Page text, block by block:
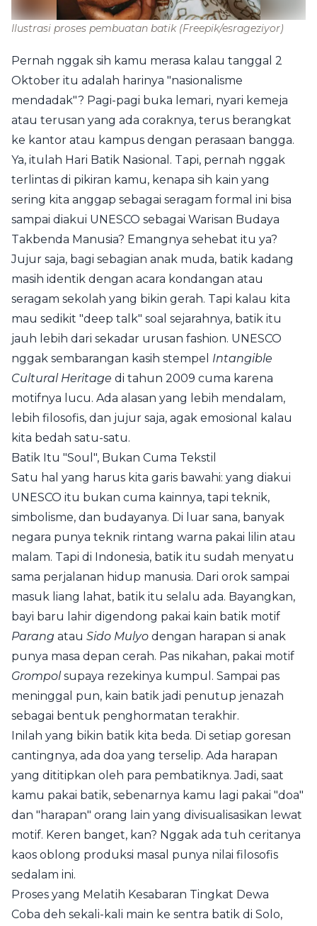
Ilustrasi proses pembuatan batik (Freepik/esrageziyor)
Pernah nggak sih kamu merasa kalau tanggal 2
Oktober itu adalah harinya "nasionalisme
mendadak"? Pagi-pagi buka lemari, nyari kemeja
atau terusan yang ada coraknya, terus berangkat
ke kantor atau kampus dengan perasaan bangga.
Ya, itulah Hari Batik Nasional. Tapi, pernah nggak
terlintas di pikiran kamu, kenapa sih kain yang
sering kita anggap sebagai seragam formal ini bisa
sampai diakui UNESCO sebagai Warisan Budaya
Takbenda Manusia? Emangnya sehebat itu ya?
Jujur saja, bagi sebagian anak muda, batik kadang
masih identik dengan acara kondangan atau
seragam sekolah yang bikin gerah. Tapi kalau kita
mau sedikit "deep talk" soal sejarahnya, batik itu
jauh lebih dari sekadar urusan fashion. UNESCO
nggak sembarangan kasih stempel Intangible
Cultural Heritage di tahun 2009 cuma karena
motifnya lucu. Ada alasan yang lebih mendalam,
lebih filosofis, dan jujur saja, agak emosional kalau
kita bedah satu-satu.
Batik Itu "Soul", Bukan Cuma Tekstil
Satu hal yang harus kita garis bawahi: yang diakui
UNESCO itu bukan cuma kainnya, tapi teknik,
simbolisme, dan budayanya. Di luar sana, banyak
negara punya teknik rintang warna pakai lilin atau
malam. Tapi di Indonesia, batik itu sudah menyatu
sama perjalanan hidup manusia. Dari orok sampai
masuk liang lahat, batik itu selalu ada. Bayangkan,
bayi baru lahir digendong pakai kain batik motif
Parang atau Sido Mulyo dengan harapan si anak
punya masa depan cerah. Pas nikahan, pakai motif
Grompolsupaya rezekinya kumpul. Sampai pas
meninggal pun, kain batik jadi penutup jenazah
sebagai bentuk penghormatan terakhir.
Inilah yang bikin batik kita beda. Di setiap goresan
cantingnya, ada doa yang terselip. Ada harapan
yang dititipkan oleh para pembatiknya. Jadi, saat
kamu pakai batik, sebenarnya kamu lagi pakai "doa"
dan "harapan" orang lain yang divisualisasikan lewat
motif. Keren banget, kan? Nggak ada tuh ceritanya
kaos oblong produksi masal punya nilai filosofis
sedalam ini.
Proses yang Melatih Kesabaran Tingkat Dewa
Coba deh sekali-kali main ke sentra batik di Solo,